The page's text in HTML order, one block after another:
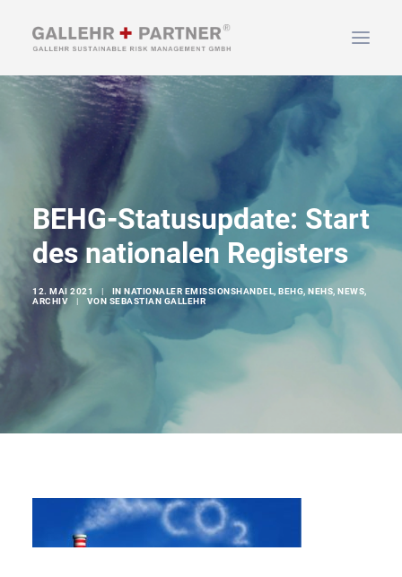
NEWS & INFOS
KONTAKT
SUCHEN
BEHG-Statusupdate: Start
des nationalen Registers
12. MAI 2021 | IN NATIONALER EMISSIONSHANDEL, BEHG, NEHS NEWS
ARCHIV
| VON SEBASTIAN GALLEHR